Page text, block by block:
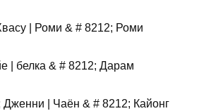
| Роми & # 8212; Роми
| белка & # 8212; Дарам
| Чаён & # 8212; Кайонг